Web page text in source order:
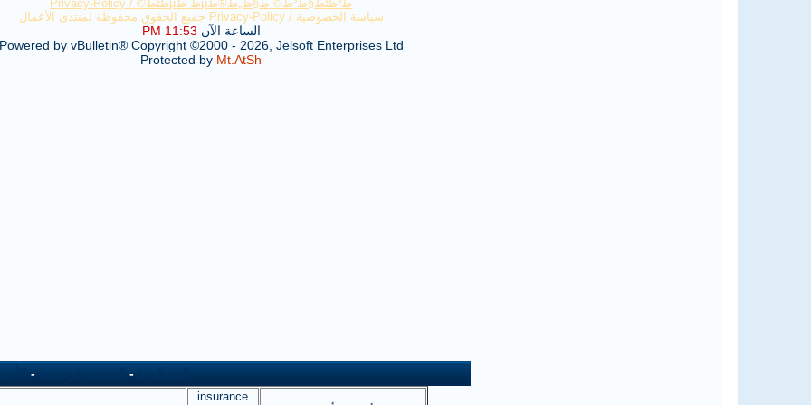
ط³ظٹط§ط³ط© ط§ظ„ط®طµظˆطµظٹط© /
Privacy-Policy
سياسة الخصوصية / Privacy-Policy جميع الحقوق محفوظة لمنتدى الأعمال
الساعة الآن 11:53 PM
Powered by vBulletin® Copyright ©2000 - 2026, Jelsoft Enterprises Ltd
Protected by Mt.AtSh
-
-
insurance